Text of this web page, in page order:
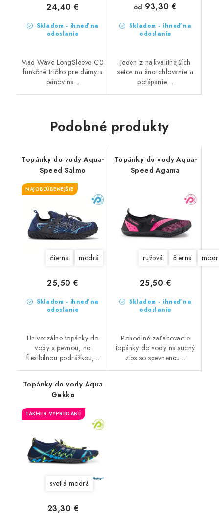
Skladom - ihneď na
odoslanie
24,40 €
Mad Wave LongSleeve C0
funkčné tričko pre dámy a
pánov na...
Skladom - ihneď na
odoslanie
od 93,30 €
Jeden z najkvalitnejších
setov na šnorchlovanie a
potápanie....
Podobné produkty
Topánky do vody Aqua-
Speed Salmo
NAJOBĽÚBENEJŠIE
čierna modrá
Skladom - ihneď na
odoslanie
25,50 €
Univerzálne topánky do
vody s pevnou, no
flexibilnou podrážkou,...
Topánky do vody Aqua-
Speed Agama
ružová čierna
Skladom - ihneď na
odoslanie
25,50 €
Pohodlné zaťahovacie
topánky do vody na suchý
zips so spevnenou...
Topánky do vody Aqua
Gekko
TAKMER VYPREDANÉ
svetlá modrá
23,30 €